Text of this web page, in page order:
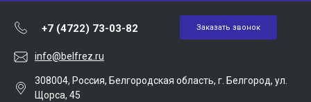
+7 (4722) 73-03-82 Заказать звонок
info@belfrez.ru
308004, Россия, Белгородская область, г. Белгород, ул.
Щорса, 45